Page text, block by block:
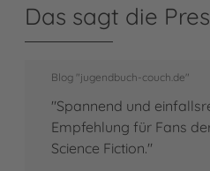
Das sagt die
Blog "jugendbuch-couch.de"
"Spannend und
Empfehlung für Fans
Science Fiction."